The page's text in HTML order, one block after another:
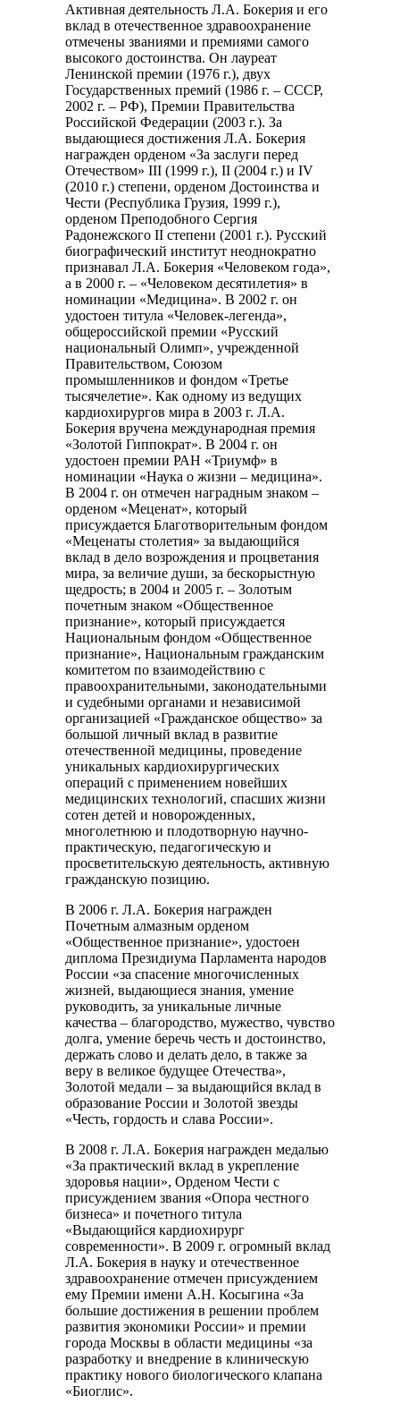
Активная деятельность Л.А. Бокерия и его
вклад в отечественное здравоохранение
отмечены званиями и премиями самого
высокого достоинства. Он лауреат
Ленинской премии (1976 г.), двух
Государственных премий (1986 г. – СССР,
2002 г. – РФ), Премии Правительства
Российской Федерации (2003 г.). За
выдающиеся достижения Л.А. Бокерия
награжден орденом «За заслуги перед
Отечеством» III (1999 г.), II (2004 г.) и IV
(2010 г.) степени, орденом Достоинства и
Чести (Республика Грузия, 1999 г.),
орденом Преподобного Сергия
Радонежского II степени (2001 г.). Русский
биографический институт неоднократно
признавал Л.А. Бокерия «Человеком года»,
а в 2000 г. – «Человеком десятилетия» в
номинации «Медицина». В 2002 г. он
удостоен титула «Человек-легенда»,
общероссийской премии «Русский
национальный Олимп», учрежденной
Правительством, Союзом
промышленников и фондом «Третье
тысячелетие». Как одному из ведущих
кардиохирургов мира в 2003 г. Л.А.
Бокерия вручена международная премия
«Золотой Гиппократ». В 2004 г. он
удостоен премии РАН «Триумф» в
номинации «Наука о жизни – медицина».
В 2004 г. он отмечен наградным знаком –
орденом «Меценат», который
присуждается Благотворительным фондом
«Меценаты столетия» за выдающийся
вклад в дело возрождения и процветания
мира, за величие души, за бескорыстную
щедрость; в 2004 и 2005 г. – Золотым
почетным знаком «Общественное
признание», который присуждается
Национальным фондом «Общественное
признание», Национальным гражданским
комитетом по взаимодействию с
правоохранительными, законодательными
и судебными органами и независимой
организацией «Гражданское общество» за
большой личный вклад в развитие
отечественной медицины, проведение
уникальных кардиохирургических
операций с применением новейших
медицинских технологий, спасших жизни
сотен детей и новорожденных,
многолетнюю и плодотворную научно-
практическую, педагогическую и
просветительскую деятельность, активную
гражданскую позицию.
В 2006 г. Л.А. Бокерия награжден
Почетным алмазным орденом
«Общественное признание», удостоен
диплома Президиума Парламента народов
России «за спасение многочисленных
жизней, выдающиеся знания, умение
руководить, за уникальные личные
качества – благородство, мужество, чувство
долга, умение беречь честь и достоинство,
держать слово и делать дело, в также за
веру в великое будущее Отечества»,
Золотой медали – за выдающийся вклад в
образование России и Золотой звезды
«Честь, гордость и слава России».
В 2008 г. Л.А. Бокерия награжден медалью
«За практический вклад в укрепление
здоровья нации», Орденом Чести с
присуждением звания «Опора честного
бизнеса» и почетного титула
«Выдающийся кардиохирург
современности». В 2009 г. огромный вклад
Л.А. Бокерия в науку и отечественное
здравоохранение отмечен присуждением
ему Премии имени А.Н. Косыгина «За
большие достижения в решении проблем
развития экономики России» и премии
города Москвы в области медицины «за
разработку и внедрение в клиническую
практику нового биологического клапана
«Биоглис».